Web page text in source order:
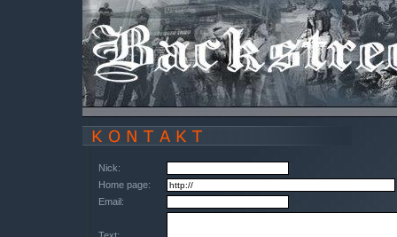
Nick:
Home page:
Email: